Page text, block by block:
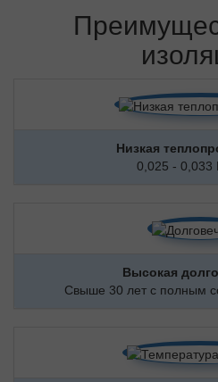
Низкая
0,025 - 0,033
Высокая
Свыше 30 лет с полным